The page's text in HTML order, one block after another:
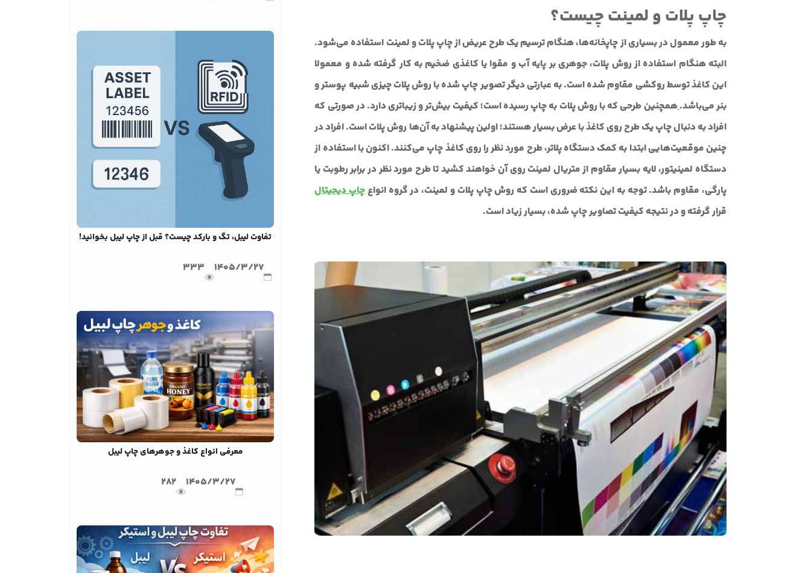
چاپ پلات و لمینت چیست؟
به طور معمول در بسیاری از چاپخانه‌ها، هنگام ترسیم یک طرح عریض از چاپ پلات و لمینت استفاده می‌شود.
البته هنگام استفاده از روش پلات، جوهری بر پایه آب و مقوا یا کاغذی ضخیم به کار گرفته شده و معمولا
این کاغذ توسط روکشی مقاوم شده است. به عبارتی دیگر تصویر چاپ شده با روش پلات چیزی شبیه پوستر و
بنر می‌باشد.همچنین طرحی که با روش پلات به چاپ رسیده است؛ کیفیت بیش‌تر و زیبا‌تری دارد. در صورتی که
افراد به دنبال چاپ یک طرح روی کاغذ با عرض بسیار هستند؛ اولین پیشنهاد به آن‌ها روش پلات است. افراد در
چنین موقعیت‌هایی ابتدا به کمک دستگاه پلاتر، طرح مورد نظر را روی کاغذ چاپ می‌کنند. اکنون با استفاده از
دستگاه لمینیتور، لایه بسیار مقاوم از متریال لمینت روی آن خواهند کشید تا طرح مورد نظر در برابر رطوبت یا
پارگی، مقاوم باشد. توجه به این نکته ضروری است که روش چاپ پلات و لمینت، در گروه انواع چاپ دیجیتال
قرار گرفته و در نتیجه کیفیت تصاویر چاپ شده، بسیار زیاد است.
تفاوت لیبل، تگ و بارکد چیست؟ قبل از چاپ لیبل بخوانید!
1405/3/27
333
معرفی انواع کاغذ و جوهرهای چاپ لیبل
1405/3/27
282